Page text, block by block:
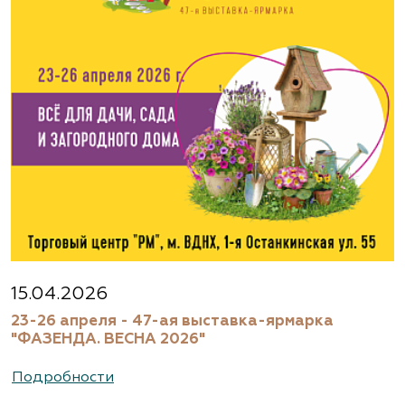
www.flos.ru
Агрофирма «Флос»
Московская область, г. Старая Купавна,
Акрихиновское шоссе, д. 10
Агрофирма «Флос»
Московская область, Ногинский р-н
(495) 133-1097
15.04.2026
23-26 апреля - 47-ая выставка-ярмарка
"ФАЗЕНДА. ВЕСНА 2026"
Подробности